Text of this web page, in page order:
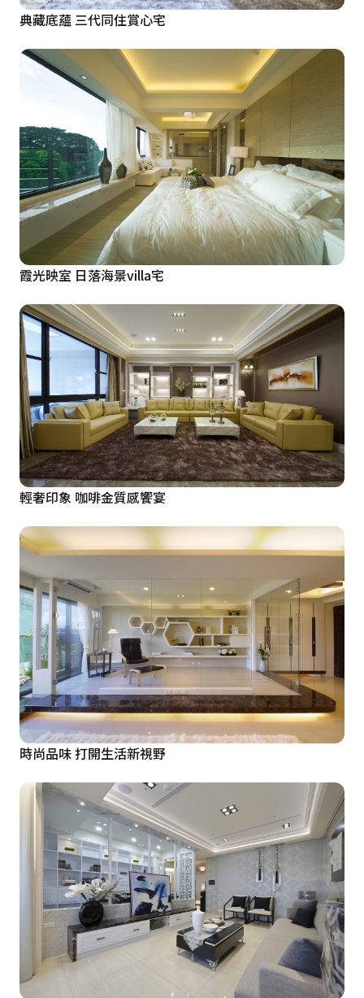
典藏底蘊 三代同住賞心宅
霞光映室 日落海景villa宅
輕奢印象 咖啡金質感饗宴
時尚品味 打開生活新視野